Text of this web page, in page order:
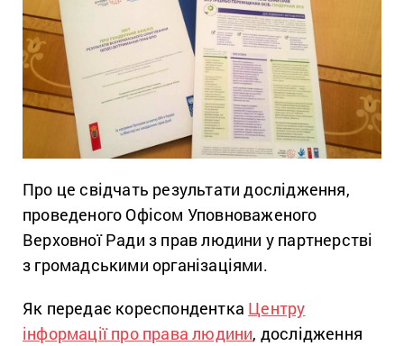
Про це свідчать результати дослідження,
проведеного Офісом Уповноваженого
Верховної Ради з прав людини у партнерстві
з громадськими організаціями.
Як передає кореспондентка Центру
інформації про права людини, дослідження